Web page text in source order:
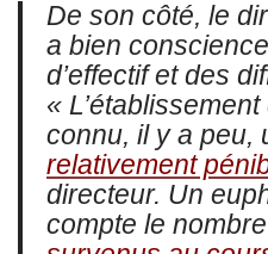
De son côté, le
a bien
d’effectif et des
«
connu, il y a peu,
relativement
directeur. Un
compte le nombre